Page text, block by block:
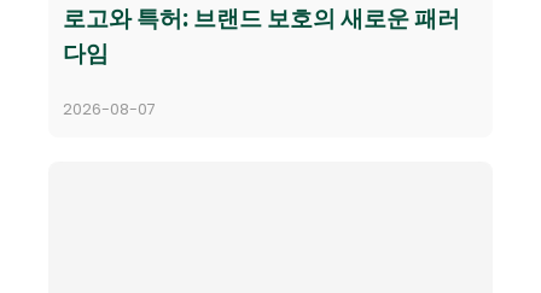
로고와 특허: 브랜드 보호의 새로운 패러
다임
2026-08-07